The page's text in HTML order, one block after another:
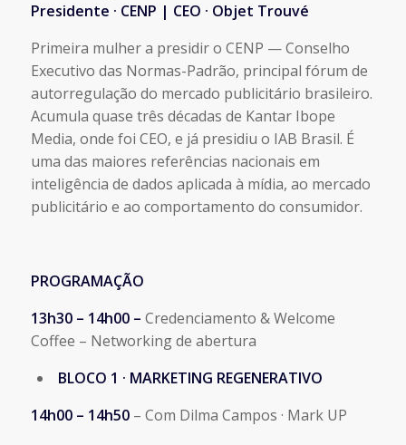
Presidente · CENP | CEO · Objet Trouvé
Primeira mulher a presidir o CENP — Conselho
Executivo das Normas-Padrão, principal fórum de
autorregulação do mercado publicitário brasileiro.
Acumula quase três décadas de Kantar Ibope
Media, onde foi CEO, e já presidiu o IAB Brasil. É
uma das maiores referências nacionais em
inteligência de dados aplicada à mídia, ao mercado
publicitário e ao comportamento do consumidor.
PROGRAMAÇÃO
13h30 – 14h00 – Credenciamento & Welcome
Coffee – Networking de abertura
BLOCO 1 · MARKETING REGENERATIVO
14h00 – 14h50– Com Dilma Campos · Mark UP